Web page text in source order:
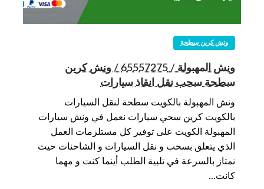
ونش كرين سطحة
ونش المهبولة / 65557275 / ونش كرين
سطحة سحب نقل انقاذ سيارات
ونش المهبولة بالكويت سطحة لنقل السيارات
بالكويت كرين سحي سيارات نعمل في ونش سيارات
المهبولة الكويت على توفير كل مستلزمات العمل
الذي يتعلق بسحب و نقل السيارات و الشاحنات حيث
نمتاز بالسرعة في تلبية الطلب أينما كنت و مهما
كانت…